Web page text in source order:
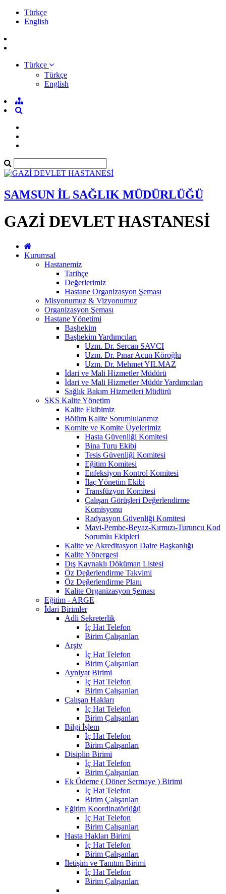
Türkçe
English
Türkçe
Türkçe
English
SAMSUN İL SAĞLIK MÜDÜRLÜĞÜ
GAZİ DEVLET HASTANESİ
Kurumsal
Hastanemiz
Tarihçe
Değerlerimiz
Hastane Organizasyon Şeması
Misyonumuz & Vizyonumuz
Organizasyon Şeması
Hastane Yönetimi
Başhekim
Başhekim Yardımcıları
Uzm. Dr. Sercan SAVCI
Uzm. Dr. Pınar Acun Köroğlu
Uzm. Dr. Mehmet YILMAZ
İdari ve Mali Hizmetler Müdürü
İdari ve Mali Hizmetler Müdür Yardımcıları
Sağlık Bakım Hizmetleri Müdürü
SKS Kalite Yönetim
Kalite Ekibimiz
Bölüm Kalite Sorumlularımız
Komite ve Komite Üyelerimiz
Hasta Güvenliği Komitesi
Bina Turu Ekibi
Tesis Güvenliği Komitesi
Eğitim Komitesi
Enfeksiyon Kontrol Komitesi
İlaç Yönetim Ekibi
Transfüzyon Komitesi
Çalışan Görüşleri Değerlendirme
Komisyonu
Radyasyon Güvenliği Komitesi
Mavi-Pembe-Beyaz-Kırmızı-Turuncu Kod
Sorumlu Ekipleri
Kalite ve Akreditasyon Daire Başkanlığı
Kalite Yönergesi
Dış Kaynaklı Döküman Listesi
Öz Değerlendirme Takvimi
Öz Değerlendirme Planı
Kalite Organizasyon Şeması
Eğitim - ARGE
İdari Birimler
Adli Sekreterlik
İç Hat Telefon
Birim Çalışanları
Arşiv
İç Hat Telefon
Birim Çalışanları
Ayniyat Birimi
İç Hat Telefon
Birim Çalışanları
Çalışan Hakları
İç Hat Telefon
Birim Çalışanları
Bilgi İşlem
İç Hat Telefon
Birim Çalışanları
Disiplin Birimi
İç Hat Telefon
Birim Çalışanları
Ek Ödeme ( Döner Sermaye ) Birimi
İç Hat Telefon
Birim Çalışanları
Eğitim Koordinatörlüğü
İç Hat Telefon
Birim Çalışanları
Hasta Hakları Birimi
İç Hat Telefon
Birim Çalışanları
İletişim ve Tanıtım Birimi
İç Hat Telefon
Birim Çalışanları